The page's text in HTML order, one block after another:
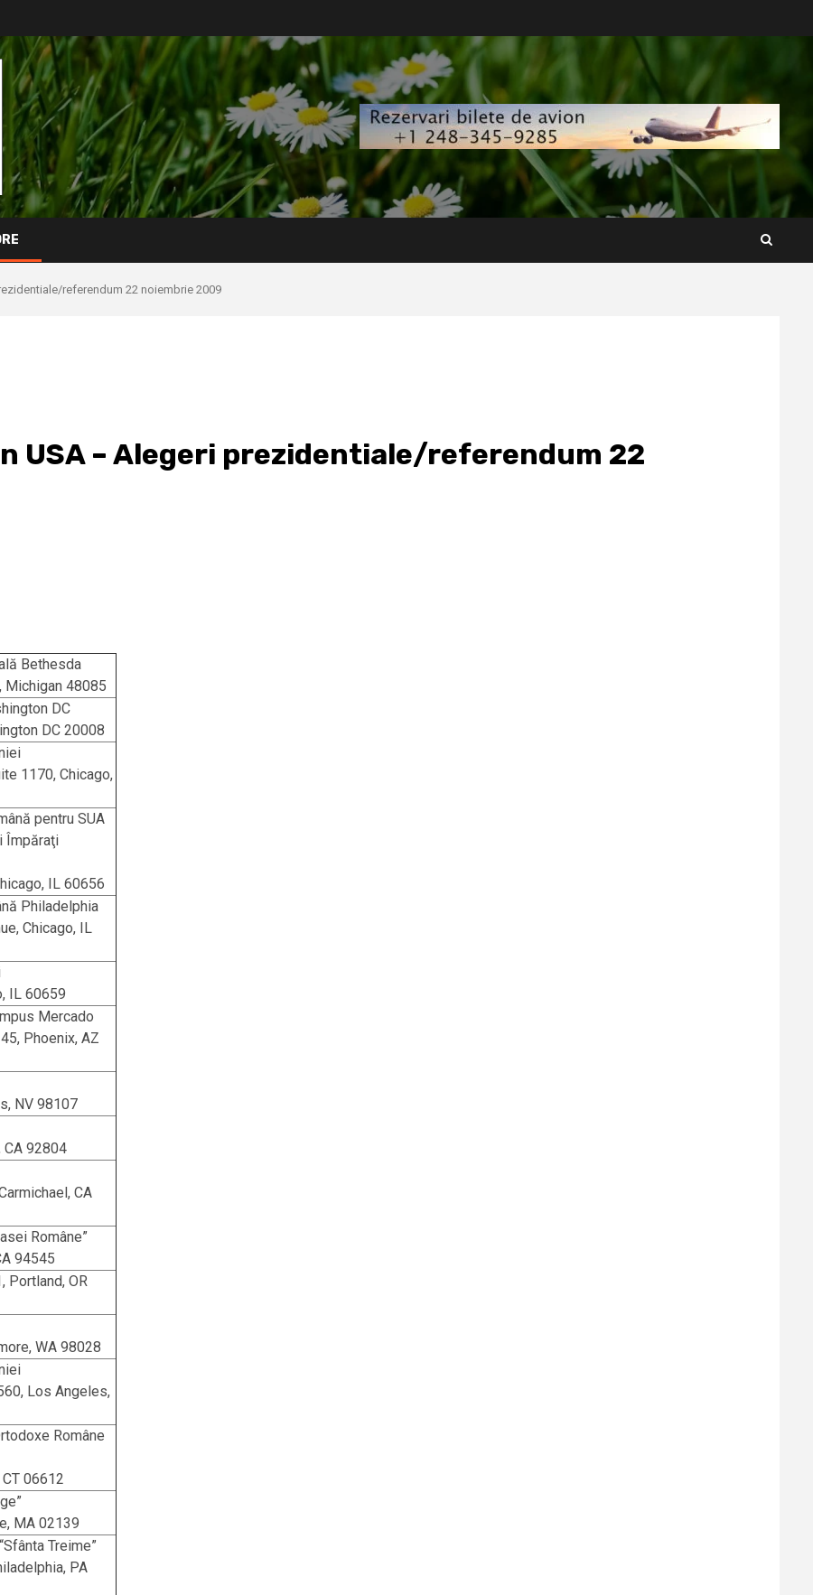
referendum 22 noiembrie 2009
USA – Alegeri prezidentiale/referendum 22
Bethesda
Michigan 48085
DC
DC 20008
1170, Chicago,
pentru SUA
Împăraţi
IL 60656
Philadelphia
Chicago, IL
IL 60659
Mercado
Phoenix, AZ
NV 98107
CA 92804
CA
Române”
94545
Portland, OR
WA 98028
Los Angeles,
Române
06612
MA 02139
Treime”
PA